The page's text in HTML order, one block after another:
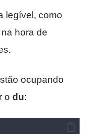
legível, como
hora de
ocupando
o du: